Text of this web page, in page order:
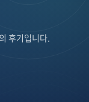
후기입니다.